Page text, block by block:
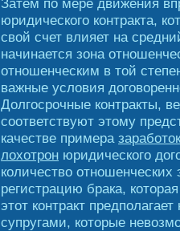
юридического контракта,
свой счет влияет на
начинается зона
отношенческим в той
важные условия
Долгосрочные контракты,
соответствуют этому
качестве примера
лохотрон юридического
количество
регистрацию брака,
этот контракт
супругами, которые